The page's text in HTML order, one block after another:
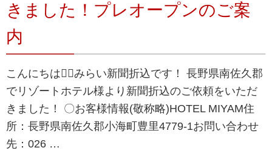
きました！プレオープンのご案
内
こんにちは💁‍♀️みらい新聞折込です！ 長野県南佐久郡
でリゾートホテル様より新聞折込のご依頼をいただ
きました！ 〇お客様情報(敬称略)HOTEL MIYAM住
所：長野県南佐久郡小海町豊里4779-1お問い合わせ
先：026 …